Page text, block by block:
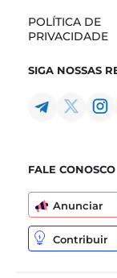
POLÍTICA DE
PRIVACIDADE
SIGA NOSSAS
FALE CONOSCO
Anunciar
Contribuir